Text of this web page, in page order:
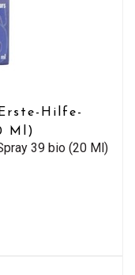
Hilfe-
Ml)
39 bio (20 Ml)